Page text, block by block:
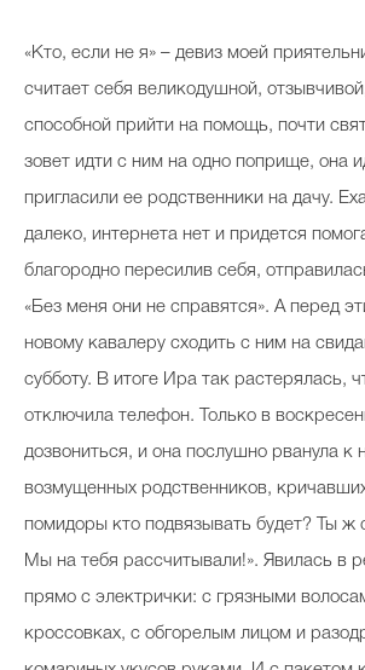
«Кто, если не я» – девиз моей
считает себя великодушной,
способной прийти на помощь, почти
зовет идти с ним на одно поприще, она
пригласили ее родственники на дачу.
далеко, интернета нет и придется
благородно пересилив себя,
«Без меня они не справятся». А перед
новому кавалеру сходить с ним на
субботу. В итоге Ира так растерялась,
отключила телефон. Только в
дозвониться, и она послушно рванула к
возмущенных родственников,
помидоры кто подвязывать будет? Ты ж
Мы на тебя рассчитывали!». Явилась в
прямо с электрички: с грязными
кроссовках, с обгорелым лицом и